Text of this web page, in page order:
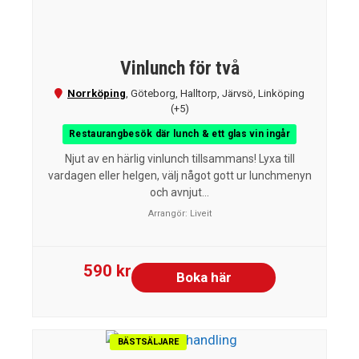
Vinlunch för två
Norrköping Göteborg Halltorp Järvsö Linköping
(+5)
Restaurangbesök där lunch & ett glas vin ingår
Njut av en härlig vinlunch tillsammans! Lyxa till
vardagen eller helgen, välj något gott ur lunchmenyn
och avnjut...
Arrangör: Liveit
590 kr Boka här
BÄSTSÄLJARE